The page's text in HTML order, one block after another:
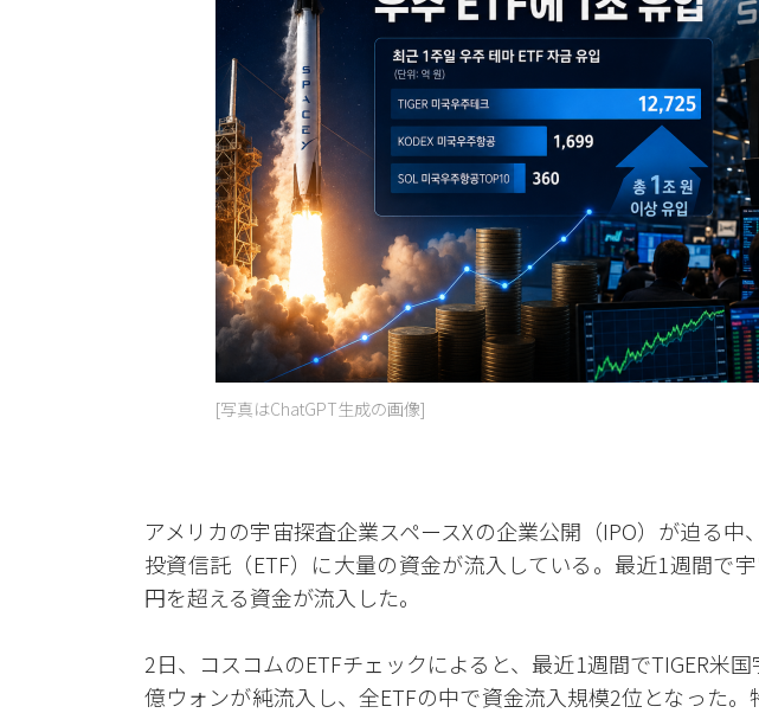
[写真はChatGPT生成の画像]
アメリカの宇宙探査企業スペースXの企業公開（IPO）が迫る
投資信託（ETF）に大量の資金が流入している。最近1週間で
円を超える資金が流入した。
2日、コスコムのETFチェックによると、最近1週間でTIGER米
億ウォンが純流入し、全ETFの中で資金流入規模2位となった